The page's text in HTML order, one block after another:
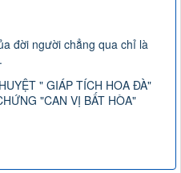
đời người chẳng qua chỉ là
" GIÁP TÍCH HOA ĐÀ"
"CAN VỊ BẤT HÒA"